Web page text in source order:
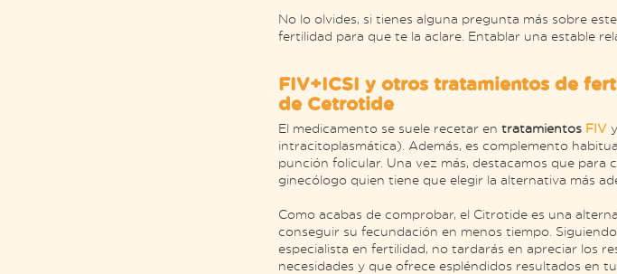
No lo olvides, si tienes alguna pregunta más sobre
fertilidad para que te la aclare. Entablar una estable
FIV+ICSI y otros tratamientos de
de Cetrotide
El medicamento se suele recetar en tratamientos FIV y
intracitoplasmática). Además, es complemento
punción folicular. Una vez más, destacamos que para
ginecólogo quien tiene que elegir la alternativa más
Como acabas de comprobar, el Citrotide es una
conseguir su fecundación en menos tiempo.
especialista en fertilidad, no tardarás en apreciar los
necesidades y que ofrece espléndidos resultados en